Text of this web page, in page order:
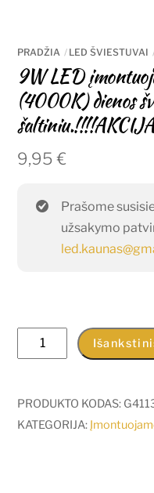
PRADŽIA LED ŠVIESTUVAI
9W LED
(4000K) dienos
9,95€
Prašome
užsakymo
produkto
kiekis:
LED
įmontuojama
PRODUKTO KODAS:
KATEGORIJA: